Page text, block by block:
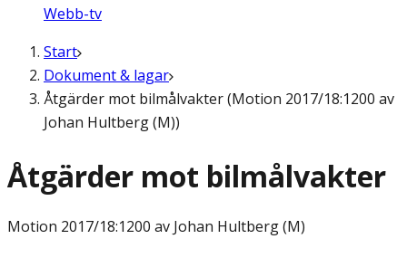
Webb-tv
Start
Dokument & lagar
Åtgärder mot bilmålvakter (Motion 2017/18:1200 av
Johan Hultberg (M))
Åtgärder mot bilmålvakter
Motion 2017/18:1200 av Johan Hultberg (M)